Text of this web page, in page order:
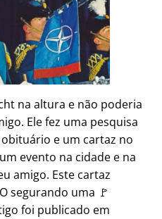
na altura e não poderia
Ele fez uma pesquisa
e um cartaz no
evento na cidade e na
amigo. Este cartaz
segurando uma 🚩
foi publicado em